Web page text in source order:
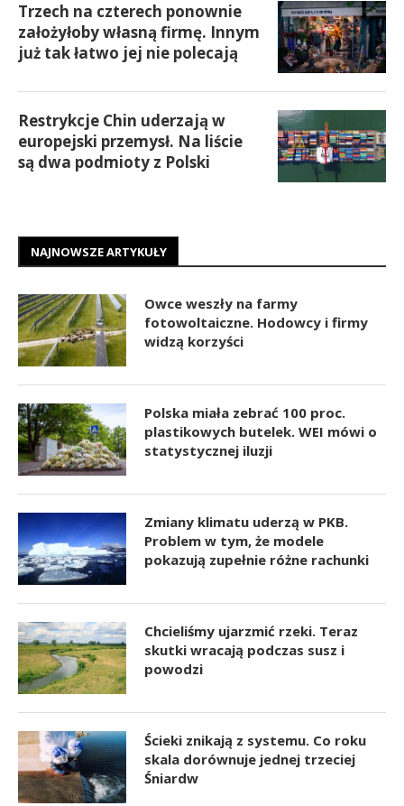
Trzech na czterech ponownie
założyłoby własną firmę. Innym
już tak łatwo jej nie polecają
Restrykcje Chin uderzają w
europejski przemysł. Na liście
są dwa podmioty z Polski
NAJNOWSZE ARTYKUŁY
Owce weszły na farmy
fotowoltaiczne. Hodowcy i firmy
widzą korzyści
Polska miała zebrać 100 proc.
plastikowych butelek. WEI mówi o
statystycznej iluzji
Zmiany klimatu uderzą w PKB.
Problem w tym, że modele
pokazują zupełnie różne rachunki
Chcieliśmy ujarzmić rzeki. Teraz
skutki wracają podczas susz i
powodzi
Ścieki znikają z systemu. Co roku
skala dorównuje jednej trzeciej
Śniardw